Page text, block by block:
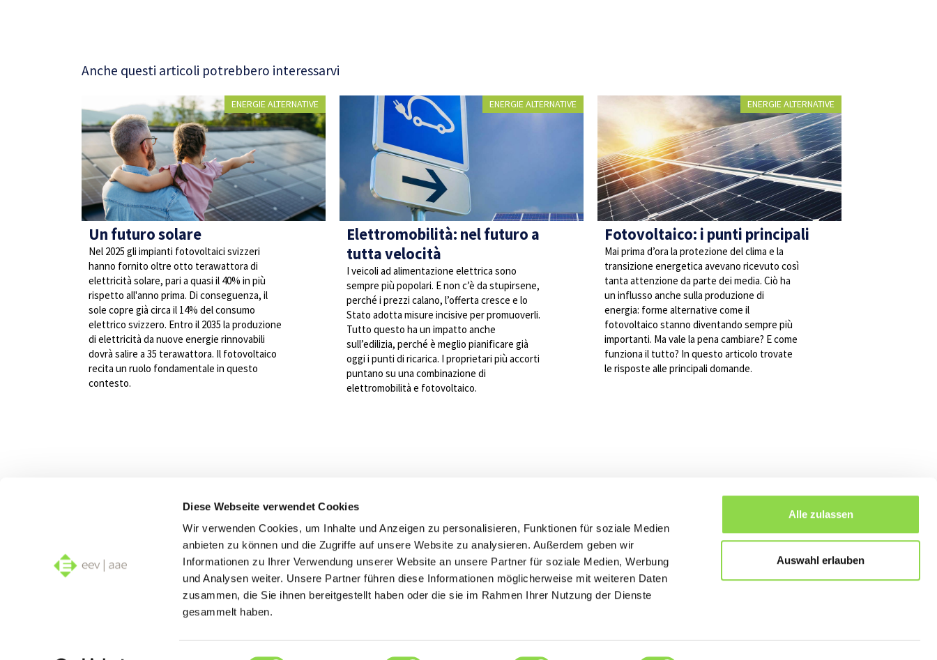
Diese Webseite verwendet Cookies
Wir verwenden Cookies, um Inhalte und Anzeigen zu personalisieren, Funktionen für soziale Medien
anbieten zu können und die Zugriffe auf unsere Website zu analysieren. Außerdem geben wir
Informationen zu Ihrer Verwendung unserer Website an unsere Partner für soziale Medien, Werbung
und Analysen weiter. Unsere Partner führen diese Informationen möglicherweise mit weiteren Daten
zusammen, die Sie ihnen bereitgestellt haben oder die sie im Rahmen Ihrer Nutzung der Dienste
gesammelt haben.
Alle zulassen
Auswahl erlauben
Anche questi articoli potrebbero interessarvi
ENERGIE ALTERNATIVE
Un futuro solare
Nel 2025 gli impianti fotovoltaici svizzeri
hanno fornito oltre otto terawattora di
elettricità solare, pari a quasi il 40% in più
rispetto all'anno prima. Di conseguenza, il
sole copre già circa il 14% del consumo
elettrico svizzero. Entro il 2035 la produzione
di elettricità da nuove energie rinnovabili
dovrà salire a 35 terawattora. Il fotovoltaico
recita un ruolo fondamentale in questo
contesto.
ENERGIE ALTERNATIVE
Elettromobilità: nel futuro a
tutta velocità
I veicoli ad alimentazione elettrica sono
sempre più popolari. E non c’è da stupirsene,
perché i prezzi calano, l’offerta cresce e lo
Stato adotta misure incisive per promuoverli.
Tutto questo ha un impatto anche
sull’edilizia, perché è meglio pianificare già
oggi i punti di ricarica. I proprietari più accorti
puntano su una combinazione di
elettromobilità e fotovoltaico.
ENERGIE ALTERNATIVE
Fotovoltaico: i punti principali
Mai prima d’ora la protezione del clima e la
transizione energetica avevano ricevuto così
tanta attenzione da parte dei media. Ciò ha
un influsso anche sulla produzione di
energia: forme alternative come il
fotovoltaico stanno diventando sempre più
importanti. Ma vale la pena cambiare? E come
funziona il tutto? In questo articolo trovate
le risposte alle principali domande.
Siamo a vostra disposizione
Smartec Elektro AG
Contatto Torna alla panoramica